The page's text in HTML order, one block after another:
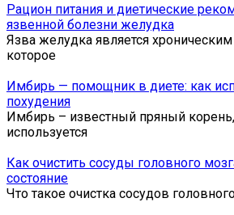
Рацион питания и диетические
язвенной болезни желудка
Язва желудка является
которое
Имбирь — помощник в диете: как
похудения
Имбирь – известный пряный
используется
Как очистить сосуды головного
состояние
Что такое очистка сосудов